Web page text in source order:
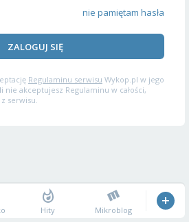
nie pamiętam hasła
ZALOGUJ SIĘ
Regulaminu serwisu Wykop.pl w jego
akceptujesz Regulaminu w całości,
serwisu.
Hity Mikroblog